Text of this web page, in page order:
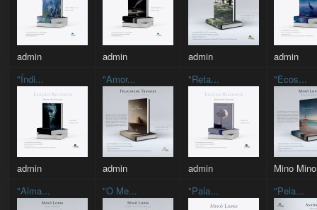
admin admin admin
admin
"Índi...
admin
"Amor...
admin
"Reta...
admin
"Ecos...
Mino Mino
"Alma...
"O Me... "Pala... "Pela...